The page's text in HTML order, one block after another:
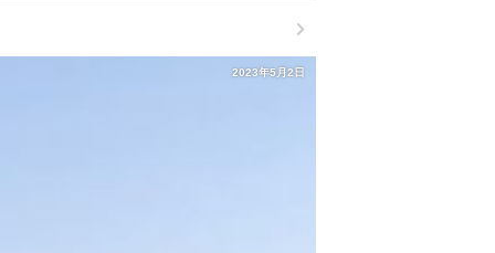
2023年5月2日